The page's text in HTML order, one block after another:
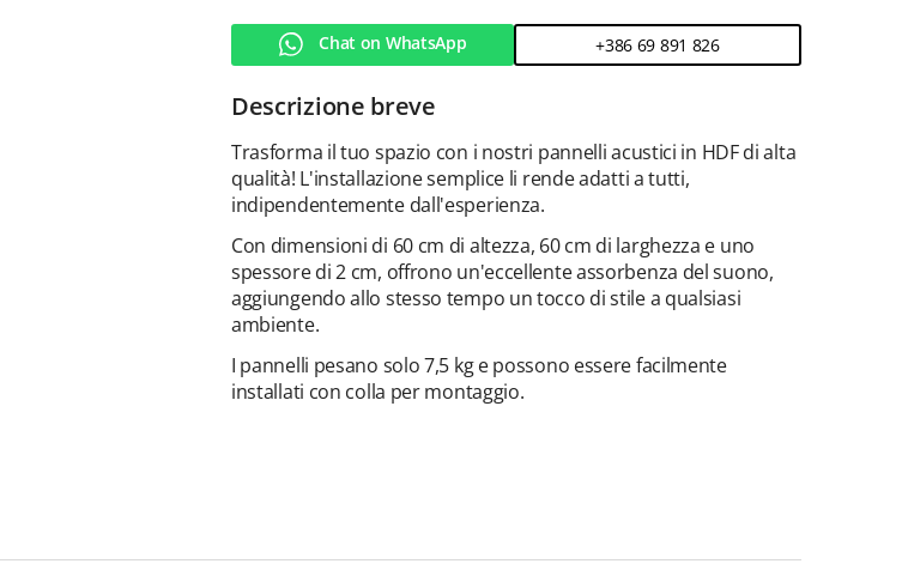
Chat on WhatsApp +386 69 891 826
Descrizione breve
Trasforma il tuo spazio con i nostri pannelli acustici in HDF di alta
qualità! L'installazione semplice li rende adatti a tutti,
indipendentemente dall'esperienza.
Con dimensioni di 60 cm di altezza, 60 cm di larghezza e uno
spessore di 2 cm, offrono un'eccellente assorbenza del suono,
aggiungendo allo stesso tempo un tocco di stile a qualsiasi
ambiente.
I pannelli pesano solo 7,5 kg e possono essere facilmente
installati con colla per montaggio.